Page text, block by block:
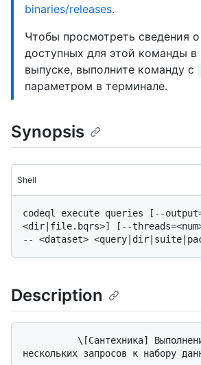
binaries/releases.
Чтобы просмотреть сведения
доступных для этой команды
выпуске, выполните команду с
параметром в терминале.
Synopsis
Shell
codeql execute queries [--
<dir|file.bqrs>] [--
Description